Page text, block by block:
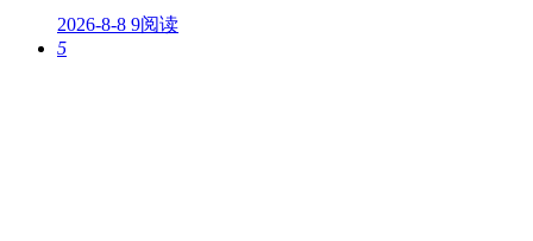
2026-8-8 9阅读
5